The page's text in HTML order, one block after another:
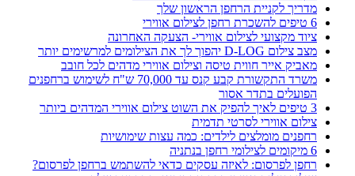
מדריך לקניית הרחפן הראשון שלך
6 טיפים להשכרת רחפן לצילום אווירי
ציוד מקצועי לצילום אווירי- הצעקה האחרונה
מצב צילום D-LOG יהפוך לך את הצילומים למרשימים יותר
מאביק אייר חווית טיסה וצילום אווירי מדהים לכל חובב
משרד התקשורת קבע קנס עד 70,000 ש"ח לשימוש ברחפנים
הפועלים בתדר אסור
3 טיפים לאיך להפיק את השוט צילום אווירי המדהים ביותר
צילום אווירי לסרטי תדמית
רחפנים מומלצים לילדים: כמה עצות שימושיות
6 מיקומים לצילומי רחפן בנתניה
רחפן לפרסום: לאיזה עסקים כדאי להשתמש ברחפן לפרסום?